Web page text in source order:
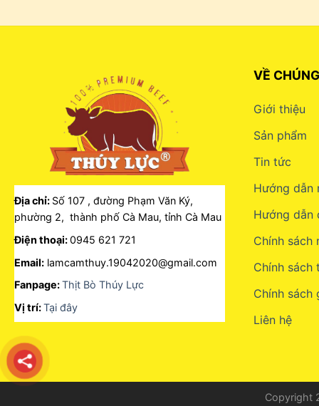
Địa chỉ: Số 107 , đường Phạm Văn Ký,
phường 2, thành phố Cà Mau, tỉnh Cà Mau
Điện thoại:0945 621 721
Email: lamcamthuy.19042020@gmail.com
Fanpage:Thịt Bò Thúy Lực
Vị trí:Tại đây
VỀ
Giới thiệu
Sản phẩm
Tin tức
Hướng dẫn
Hướng dẫn
Chính sách
Chính sách
Chính sách
Liên hệ
Copyright